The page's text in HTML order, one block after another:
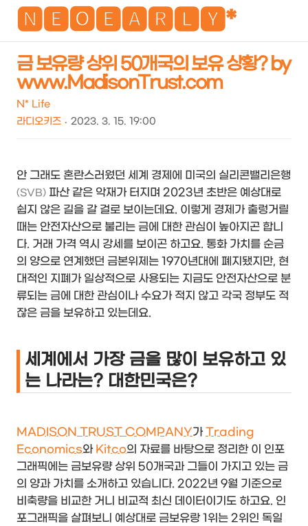
🅽🅴🅾🅴🅰🆁🅻🆈*
금 보유량 상위 50개국의 보유 상황? by
www.MadisonTrust.com
N* Life
라디오키즈
2023. 3. 15. 19:00
안 그래도 혼란스러웠던 세계 경제에 미국의 실리콘밸리은행
(SVB) 파산 같은 악재가 터지며 2023년 초반은 예상대로
쉽지 않은 길을 갈 걸로 보이는데요. 이렇게 경제가 출렁거릴
때는 안전자산으로 불리는 금에 대한 관심이 높아지곤 합니
다. 거래 가격 역시 강세를 보이곤 하고요. 통화 가치를 순금
의 양으로 연계했던 금본위제는 1970년대에 폐지됐지만, 현
대적인 지폐가 일상적으로 사용되는 지금도 안전자산으로 분
류되는 금에 대한 관심이나 수요가 적지 않고 각국 정부도 적
잖은 금을 보유하고 있는데요.
세계에서 가장 금을 많이 보유하고 있
는 나라는? 대한민국은?
MADISON TRUST COMPANY가Trading
Economics와 Kitco의 자료를 바탕으로 정리한 이 인포
그래픽에는 금보유량 상위 50개국과 그들이 가지고 있는 금
의 양과 가치를 소개하고 있습니다. 2022년 9월 기준으로
비축량을 비교한 거니 비교적 최신 데이터이기도 하고요. 인
포그래픽을 살펴보니 예상대로 금보유랑 1위는 2위인 독일